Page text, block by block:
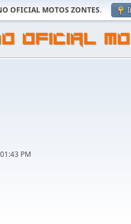
OFICIAL MOTOS ZONTES.
OFICIAL
PM